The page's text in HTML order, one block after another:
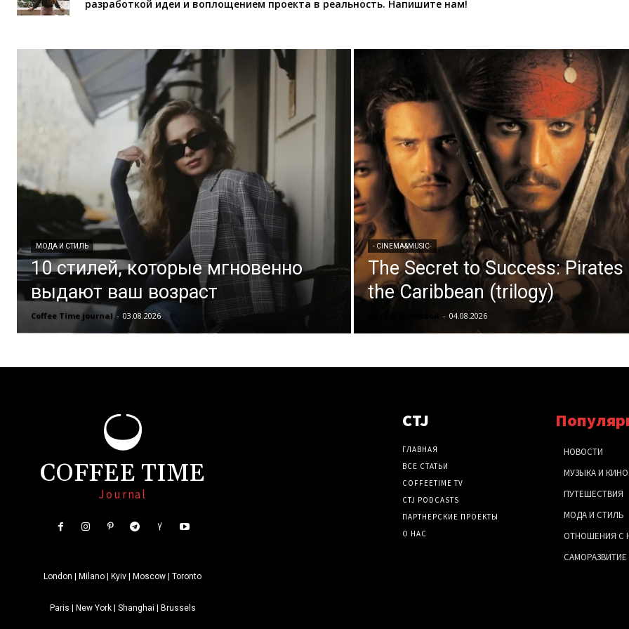
разработкой идеи и воплощением проекта в реальность. Напишите нам!
МОДА И СТИЛЬ
10 стилей, которые мгновенно
выдают ваш возраст
Coffee Time journal - 03.08.2026
- CINEMA&MUSIC-
The Secret to Success:
the Caribbean (trilogy)
- 04.08.2026
COFFEE TIME
Journal
London | Milano | Kyiv | Moscow | Toronto
Paris | New York | Shanghai | Brussels
CTJ
ГЛАВНАЯ
ВСЕ СТАТЬИ
COFFEETIME TV
CTJ PODCASTS
ПАРТНЕРСКИЕ ПРОЕКТЫ
О НАС
НОВОСТИ
МУЗЫКА И КИНО
ПУТЕШЕСТВИЯ
МОДА И СТИЛЬ
ОТНОШЕНИЯ С
САМОРАЗВИТИЕ